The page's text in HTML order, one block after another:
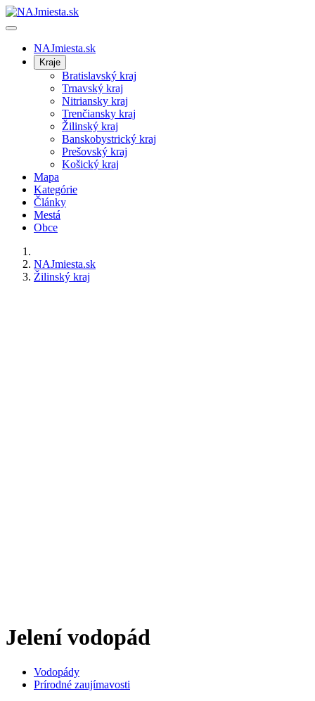
NAJmiesta.sk
Kraje
Bratislavský kraj
Trnavský kraj
Nitriansky kraj
Trenčiansky kraj
Žilinský kraj
Banskobystrický kraj
Prešovský kraj
Košický kraj
Mapa
Kategórie
Články
Mestá
Obce
NAJmiesta.sk
Žilinský kraj
Jelení vodopád
Vodopády
Prírodné zaujímavosti